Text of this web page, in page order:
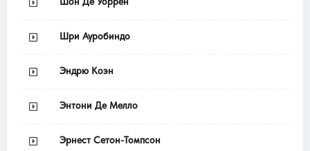
Шри Ауробиндо
Эндрю Коэн
Энтони Де Мелло
Эрнест Сетон-Томпсон